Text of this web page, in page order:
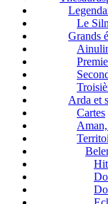
Le
Grands
Arda et
Cartes